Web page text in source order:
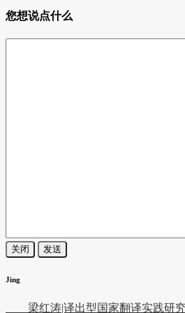
您想说点什么
关闭 发送
Jing
梁红涛|译出型国家翻译实践研究